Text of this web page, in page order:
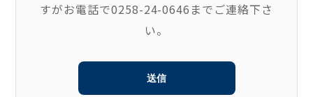
すがお電話で0258-24-0646までご連絡下さ
い。